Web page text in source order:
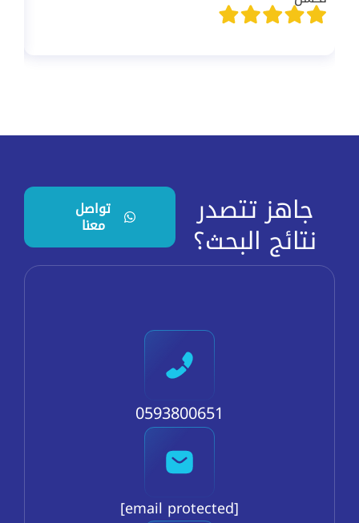
جاهز تتصدر
نتائج البحث؟
تواصل
معنا
0593800651
[email protected]